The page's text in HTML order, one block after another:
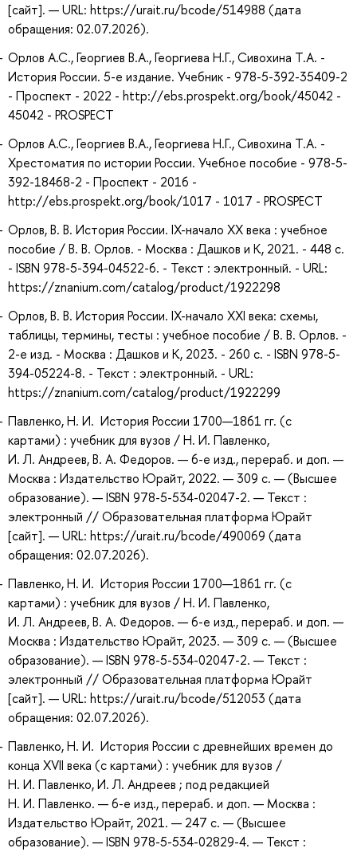
[сайт]. — URL: https://urait.ru/bcode/514988 (дата
обращения: 02.07.2026).
Орлов А.С., Георгиев В.А., Георгиева Н.Г., Сивохина Т.А. -
История России. 5-е издание. Учебник - 978-5-392-35409-2
- Проспект - 2022 - http://ebs.prospekt.org/book/45042 -
45042 - PROSPECT
Орлов А.С., Георгиев В.А., Георгиева Н.Г., Сивохина Т.А. -
Хрестоматия по истории России. Учебное пособие - 978-5-
392-18468-2 - Проспект - 2016 -
http://ebs.prospekt.org/book/1017 - 1017 - PROSPECT
Орлов, В. В. История России. IX-начало XX века : учебное
пособие / В. В. Орлов. - Москва : Дашков и К, 2021. - 448 с.
- ISBN 978-5-394-04522-6. - Текст : электронный. - URL:
https://znanium.com/catalog/product/1922298
Орлов, В. В. История России. IX-начало XXI века: схемы,
таблицы, термины, тесты : учебное пособие / В. В. Орлов. -
2-е изд. - Москва : Дашков и К, 2023. - 260 с. - ISBN 978-5-
394-05224-8. - Текст : электронный. - URL:
https://znanium.com/catalog/product/1922299
Павленко, Н. И. История России 1700—1861 гг. (с
картами) : учебник для вузов / Н. И. Павленко,
И. Л. Андреев, В. А. Федоров. — 6-е изд., перераб. и доп. —
Москва : Издательство Юрайт, 2022. — 309 с. — (Высшее
образование). — ISBN 978-5-534-02047-2. — Текст :
электронный // Образовательная платформа Юрайт
[сайт]. — URL: https://urait.ru/bcode/490069 (дата
обращения: 02.07.2026).
Павленко, Н. И. История России 1700—1861 гг. (с
картами) : учебник для вузов / Н. И. Павленко,
И. Л. Андреев, В. А. Федоров. — 6-е изд., перераб. и доп. —
Москва : Издательство Юрайт, 2023. — 309 с. — (Высшее
образование). — ISBN 978-5-534-02047-2. — Текст :
электронный // Образовательная платформа Юрайт
[сайт]. — URL: https://urait.ru/bcode/512053 (дата
обращения: 02.07.2026).
Павленко, Н. И. История России с древнейших времен до
конца XVII века (с картами) : учебник для вузов /
Н. И. Павленко, И. Л. Андреев ; под редакцией
Н. И. Павленко. — 6-е изд., перераб. и доп. — Москва :
Издательство Юрайт, 2021. — 247 с. — (Высшее
образование). — ISBN 978-5-534-02829-4. — Текст :